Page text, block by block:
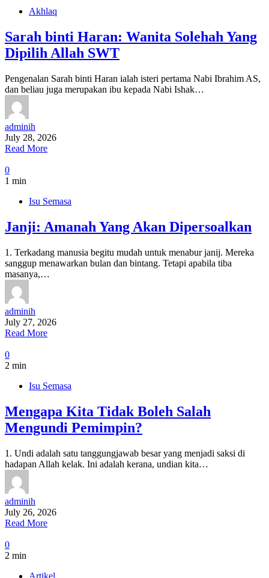
Akhlaq
Sarah binti Haran: Wanita Solehah Yang
Dipilih Allah SWT
Pengenalan Sarah binti Haran ialah isteri pertama Nabi Ibrahim AS,
dan beliau juga merupakan ibu kepada Nabi Ishak…
adminih
July 28, 2026
Read More
0
1 min
Isu Semasa
Janji: Amanah Yang Akan Dipersoalkan
1. Terkadang manusia begitu mudah untuk menabur janij. Mereka
sanggup menawarkan bulan dan bintang. Tetapi apabila tiba
masanya,…
adminih
July 27, 2026
Read More
0
2 min
Isu Semasa
Mengapa Kita Tidak Boleh Salah
Mengundi Pemimpin?
1. Undi adalah satu tanggungjawab besar yang menjadi saksi di
hadapan Allah kelak. Ini adalah kerana, undian kita…
adminih
July 26, 2026
Read More
0
2 min
Artikel